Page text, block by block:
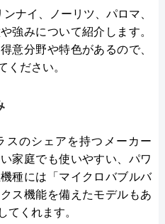
ナイ、ノーリツ、パロマ、
強みについて紹介します。
意分野や特色があるので、
ください。
スのシェアを持つメーカー
家庭でも使いやすい、パワ
種には「マイクロバブルバ
ス機能を備えたモデルもあ
てくれます。